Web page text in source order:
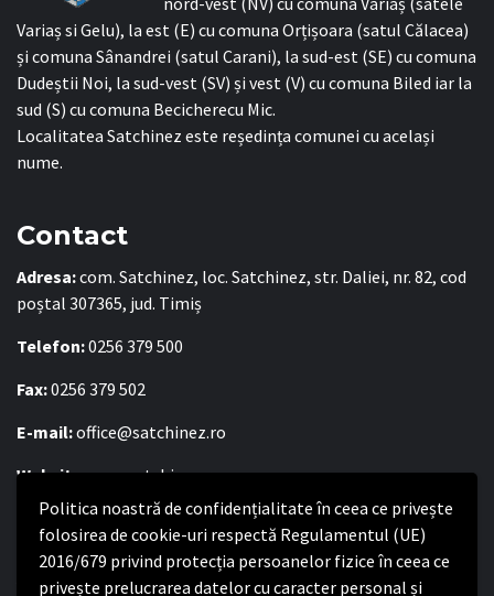
Politica noastră de confidențialitate în ceea ce privește
folosirea de cookie-uri respectă Regulamentul (UE)
2016/679 privind protecția persoanelor fizice în ceea ce
privește prelucrarea datelor cu caracter personal și
Variaș si Gelu), la est (E) cu comuna Orțișoara (satul Călacea)
și comuna Sânandrei (satul Carani), la sud-est (SE) cu comuna
Dudeștii Noi, la sud-vest (SV) și vest (V) cu comuna Biled iar la
sud (S) cu comuna Becicherecu Mic.
Localitatea Satchinez este reședința comunei cu același
nume.
Contact
Adresa:com. Satchinez, loc. Satchinez, str. Daliei, nr. 82, cod
poștal 307365, jud. Timiș
Telefon:0256 379 500
Fax:0256 379 502
E-mail:office@satchinez.ro
Website:www.satchinez.ro
Program cu publicul:
Luni – Joi:8:00-16:30
Vineri:8:00 – 14:00